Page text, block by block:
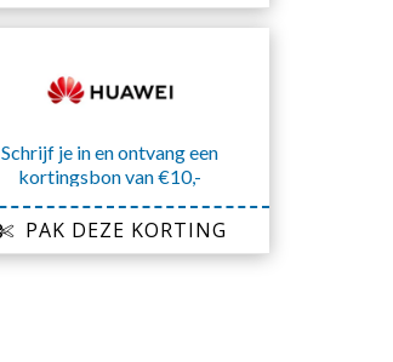
Schrijf je in en ontvang een
kortingsbon van €10,-
PAK DEZE KORTING